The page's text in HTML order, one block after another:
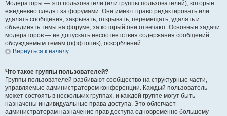
Модераторы — это пользователи (или группы пользователей), которые
ежедневно следят за форумами. Они имеют право редактировать или
удалять сообщения, закрывать, открывать, перемещать, удалять и
объединять темы на форуме, за который они отвечают. Основные задачи
модераторов — не допускать несоответствия содержания сообщений
обсуждаемым темам (оффтопик), оскорблений.
Вернуться к началу
Что такое группы пользователей?
Группы пользователей разбивают сообщество на структурные части,
управляемые администратором конференции. Каждый пользователь
может состоять в нескольких группах, и каждой группе могут быть
назначены индивидуальные права доступа. Это облегчает
администраторам назначение прав доступа одновременно большому